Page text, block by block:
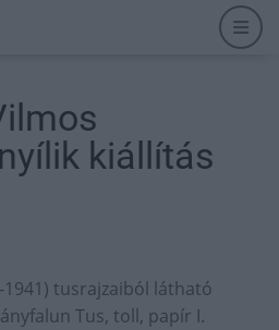
kiállítás
tusrajzaiból látható
Tus, toll, papír I.